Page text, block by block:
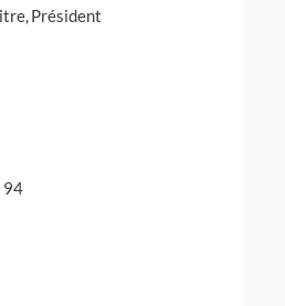
Président
94